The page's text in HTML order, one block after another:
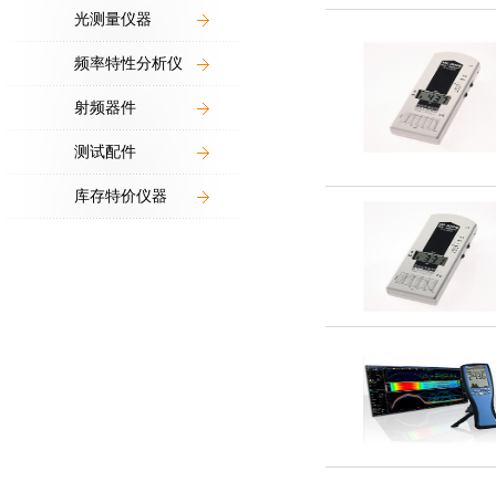
光测量仪器
频率特性分析仪
射频器件
测试配件
库存特价仪器